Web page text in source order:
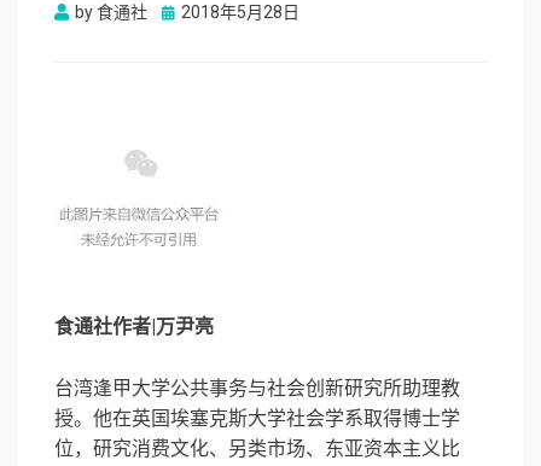
by食通社
Posted
2018年5月28日
食通社作者|万尹亮
台湾逢甲大学公共事务与社会创新研究所助理教
授。他在英国埃塞克斯大学社会学系取得博士学
位，研究消费文化、另类市场、东亚资本主义比